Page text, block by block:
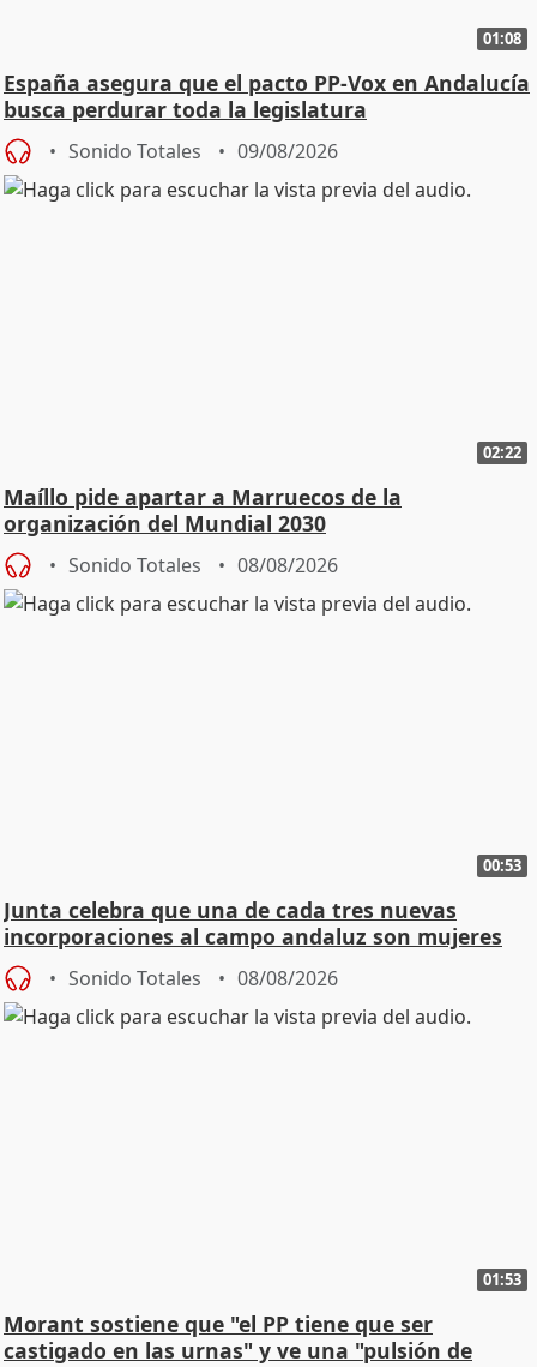
01:08
España asegura que el pacto PP-Vox en Andalucía
busca perdurar toda la legislatura
Sonido Totales 09/08/2026
02:22
Maíllo pide apartar a Marruecos de la
organización del Mundial 2030
Sonido Totales 08/08/2026
00:53
Junta celebra que una de cada tres nuevas
incorporaciones al campo andaluz son mujeres
jóvenes
Sonido Totales 08/08/2026
01:53
Morant sostiene que "el PP tiene que ser
castigado en las urnas" y ve una "pulsión de